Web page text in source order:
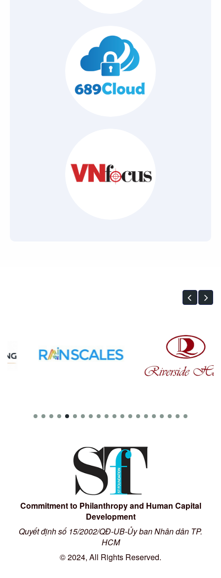
Commitment to Philanthropy and Human Capital
Development
Quyết định số 15/2002/QĐ-UB-Ủy ban Nhân dân TP.
HCM
© 2024, All Rights Reserved.